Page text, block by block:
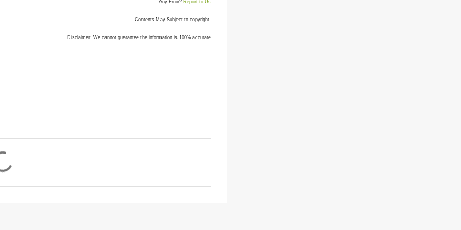
Any Error? Report to Us
Contents May Subject to copyright
Disclaimer: We cannot guarantee the information is 100% accurate